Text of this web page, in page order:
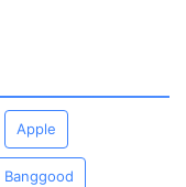
Apple
Banggood